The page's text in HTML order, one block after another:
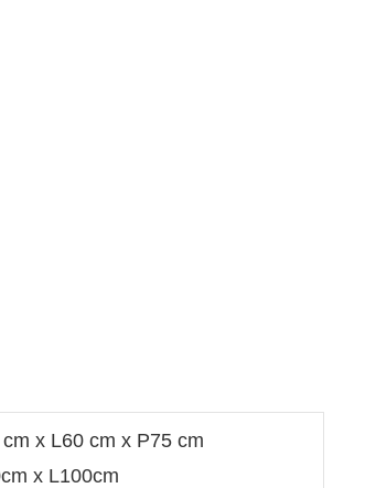
x L60 cm x P75 cm
x L100cm